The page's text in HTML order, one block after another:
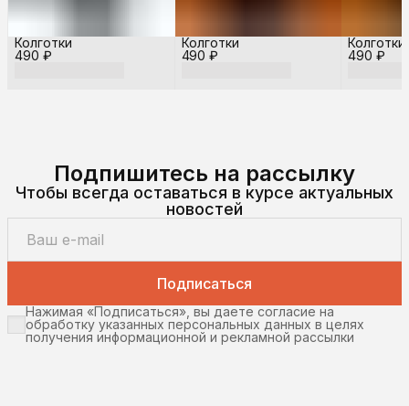
490 ₽
Колготки
490 ₽
Колготки
490 ₽
Колготки
Подпишитесь на рассылку
Чтобы всегда оставаться в курсе актуальных
новостей
Подписаться
Нажимая «Подписаться», вы даете согласие на
обработку указанных персональных данных в целях
получения информационной и рекламной рассылки